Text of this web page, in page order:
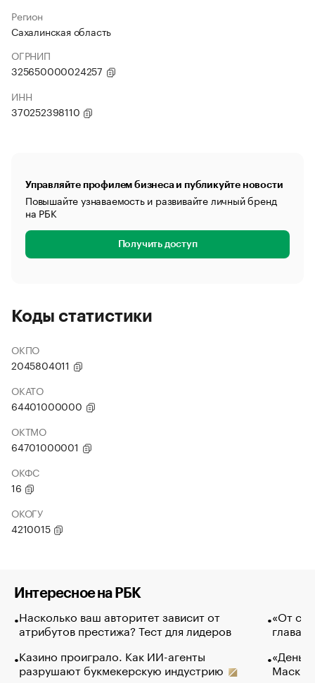
Регион
Сахалинская область
ОГРНИП
325650000024257
ИНН
370252398110
Управляйте профилем бизнеса и публикуйте новости
Повышайте узнаваемость и развивайте личный бренд
на РБК
Получить доступ
Коды статистики
ОКПО
2045804011
ОКАТО
64401000000
ОКТМО
64701000001
ОКФС
16
ОКОГУ
4210015
Интересное на РБК
Насколько ваш авторитет зависит от
атрибутов престижа? Тест для лидеров
Казино проиграло. Как ИИ-агенты
разрушают букмекерскую индустрию
«От
глава
Маск в